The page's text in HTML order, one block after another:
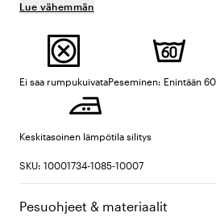
Lue vähemmän
Ei saa rumpukuivataPeseminen: Enintään
Keskitasoinen lämpötila silitys
SKU: 10001734-1085-10007
Pesuohjeet & materiaalit